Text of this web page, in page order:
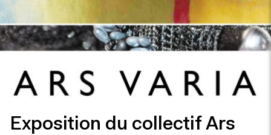
Exposition du collectif Ars